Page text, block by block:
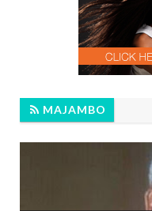
MAJAMBO